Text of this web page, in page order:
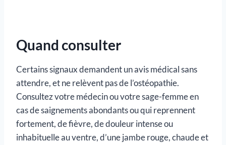
Quand consulter
Certains signaux demandent un avis médical sans
attendre, et ne relèvent pas de l’ostéopathie.
Consultez votre médecin ou votre sage-femme en
cas de saignements abondants ou qui reprennent
fortement, de fièvre, de douleur intense ou
inhabituelle au ventre, d’une jambe rouge, chaude et